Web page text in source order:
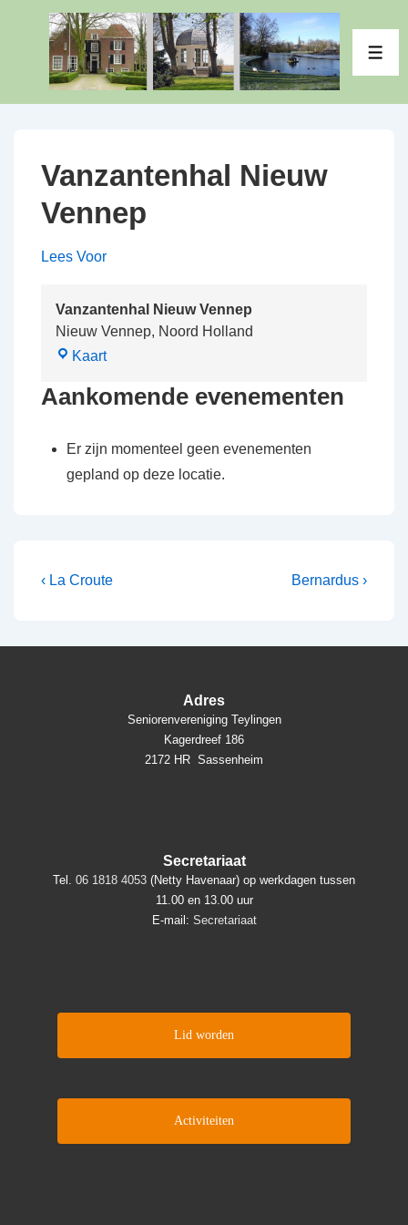
Doorgaan
hoofdinhoud
Vanzantenhal Nieuw
Vennep
Lees Voor
Vanzantenhal Nieuw Vennep
Nieuw Vennep, Noord Holland
KaartVanzantenhal
Vennep
Aankomende evenementen
Er zijn momenteel geen evenementen
gepland op deze locatie.
Bericht
Vorig
‹ La Croute
Volgende
Bernardus ›
Adres
Seniorenvereniging Teylingen
Kagerdreef 186
2172 HR Sassenheim
Secretariaat
Tel. 06 1818 4053 (Netty Havenaar) op werkdagen tussen
11.00 en 13.00 uur
E-mail: Secretariaat
Lid worden
Activiteiten